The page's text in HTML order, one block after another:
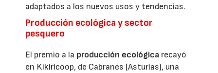
adaptados a los nuevos usos y tendencias.
Producción ecológica y sector
pesquero
El premio a la producción ecológica recayó
en Kikiricoop, de Cabranes (Asturias), una